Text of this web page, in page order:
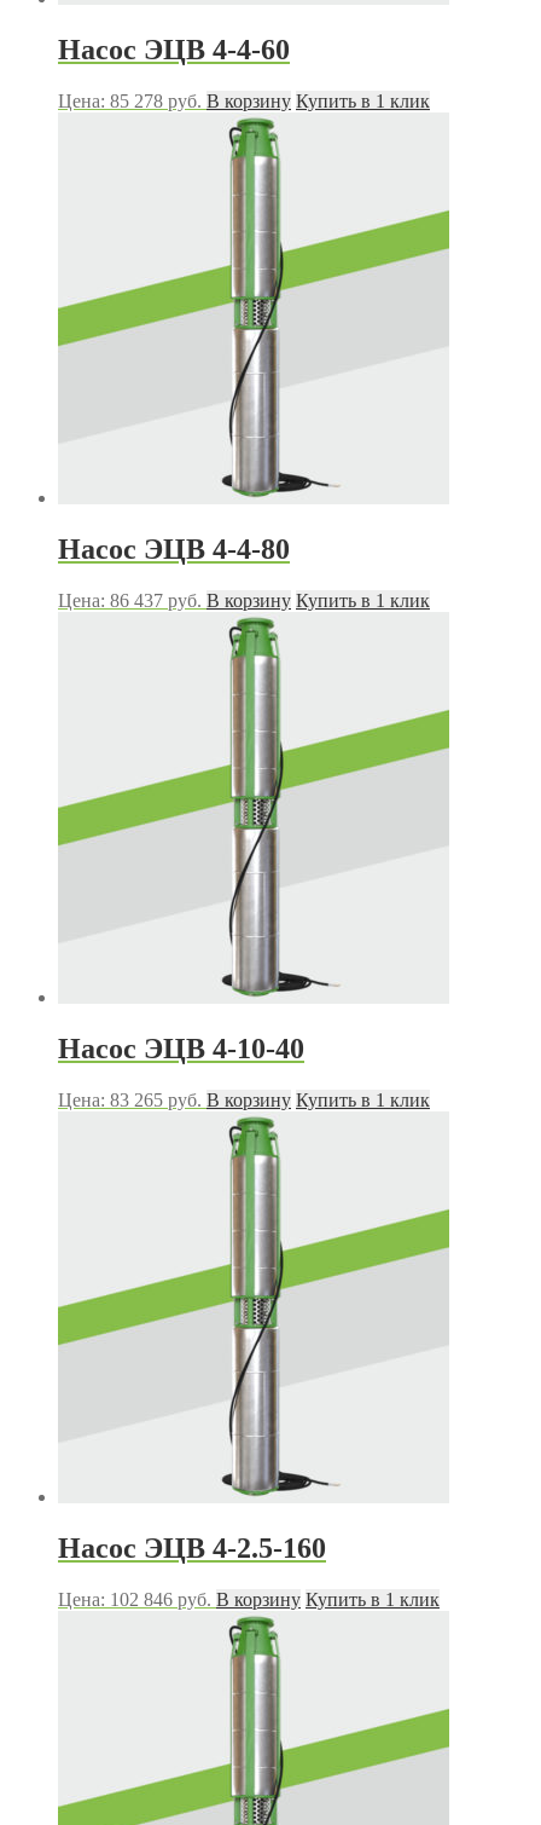
Насос ЭЦВ 4-4-60
Цена: 85 278 руб. В корзину Купить в 1 клик
Насос ЭЦВ 4-4-80
Цена: 86 437 руб. В корзину Купить в 1 клик
Насос ЭЦВ 4-10-40
Цена: 83 265 руб. В корзину Купить в 1 клик
Насос ЭЦВ 4-2.5-160
Цена: 102 846 руб. В корзину Купить в 1 клик